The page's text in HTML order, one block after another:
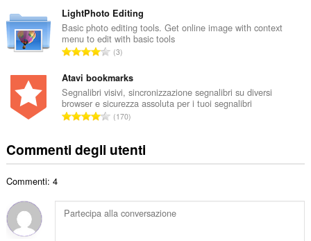
e
d
i
g
u
d
i
z
:
o
t
a
e
d
i
g
u
d
i
:
m
e
r
o
o
t
a
d
i
u
d
LightPhoto Editing
Basic photo editing tools. Get online image with context
menu to edit with basic tools
N
m
e
r
o
o
t
e
d
3
Atavi bookmarks
Segnalibri visivi, sincronizzazione segnalibri su diversi
browser e sicurezza assoluta per i tuoi segnalibri
N
e
t
o
170
Commenti degli utenti
Commenti: 4